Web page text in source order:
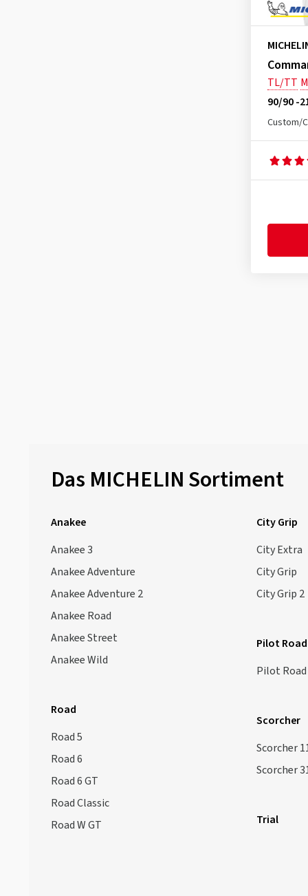
TL/TT
90/90 -
Custom/
Das MICHELIN Sortiment
Anakee
Anakee 3
Anakee Adventure
Anakee Adventure 2
Anakee Road
Anakee Street
Anakee Wild
City Grip
City Extra
City Grip
City Grip 2
Pilot Road
Pilot
Road
Road 5
Road 6
Road 6 GT
Road Classic
Road W GT
Scorcher
Scorcher
Scorcher
Trial